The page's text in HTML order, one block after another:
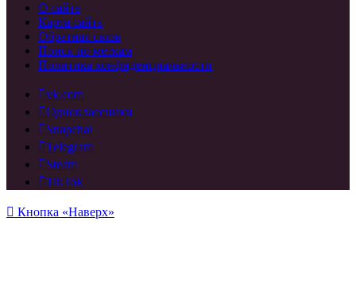
О сайте
Карта сайта
Обратная связь
Поиск по меткам
Политика конфиденциальности
vk.com
Одноклассники
Snapchat
Telegram
Steam
TikTok
Кнопка «Наверх»